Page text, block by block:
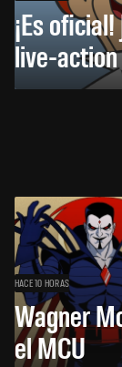
¡Es
live-action
HACE 10 HORAS
Wagner
el MCU